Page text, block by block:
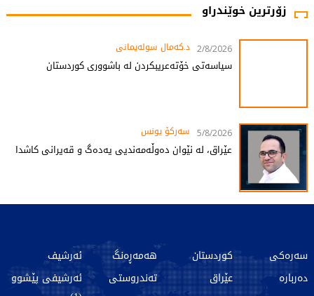
زۆرترین خوێندراو
2/8/2026 د.کەمال سولەیمانی
سیاسەتی خۆتەعریبکردن لە باشووری کوردستان
5/8/2026 سەرکۆ یونس
عێراق، لە نێوان دەوڵەمەندیی یەدەگ و قەیرانی کاشدا
سەرەکی
دەربارە
کوردستان
عێراق
هەمەڕەنگ
تەندروستی
ئەرشیف
ئەرشیفی پێشوو